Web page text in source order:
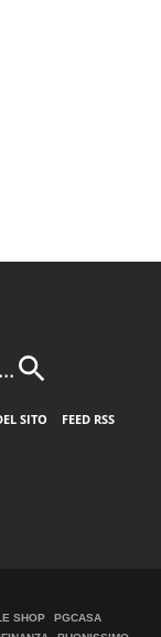
SITO
FEED RSS
SHOP
PGCASA